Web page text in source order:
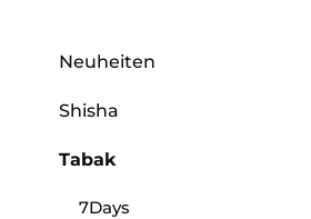
Neuheiten
Shisha
Tabak
7Days